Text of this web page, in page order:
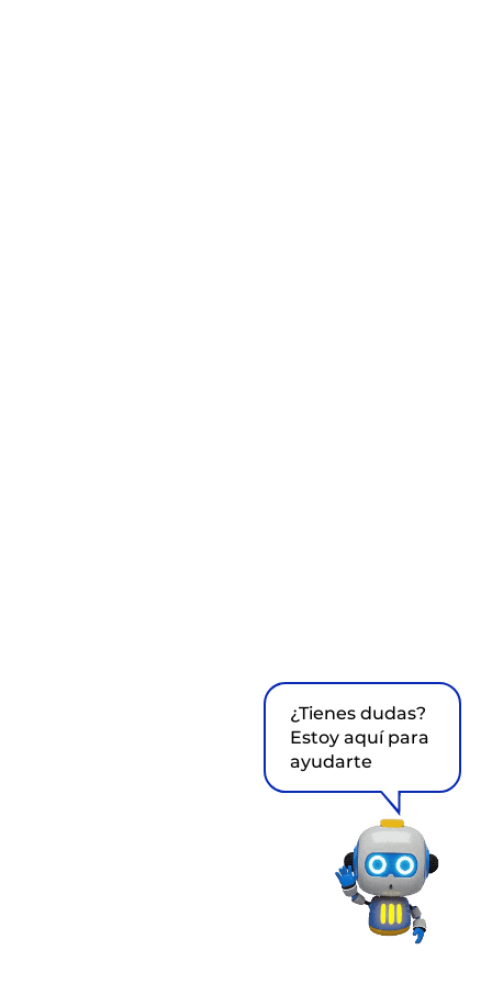
¿Tienes dudas?
Estoy aquí para
ayudarte